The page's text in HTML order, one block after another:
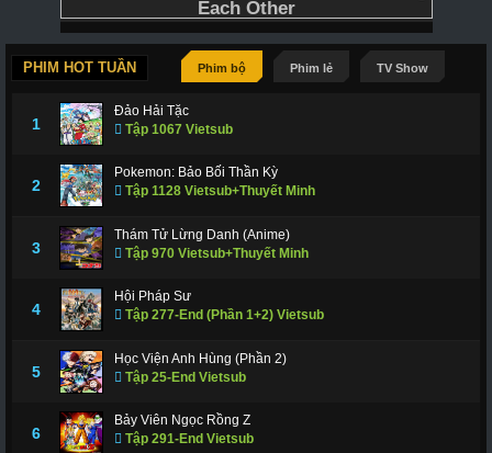
PHIM HOT TUẦN Phim bộ Phim lẻ TV Show
1
Đảo Hải Tặc
Tập 1067 Vietsub
2
Pokemon: Bảo Bối Thần Kỳ
Tập 1128 Vietsub+Thuyết Minh
3
Thám Tử Lừng Danh (Anime)
Tập 970 Vietsub+Thuyết Minh
4
Hội Pháp Sư
Tập 277-End (Phần 1+2) Vietsub
5
Học Viện Anh Hùng (Phần 2)
Tập 25-End Vietsub
6
Bảy Viên Ngọc Rồng Z
Tập 291-End Vietsub